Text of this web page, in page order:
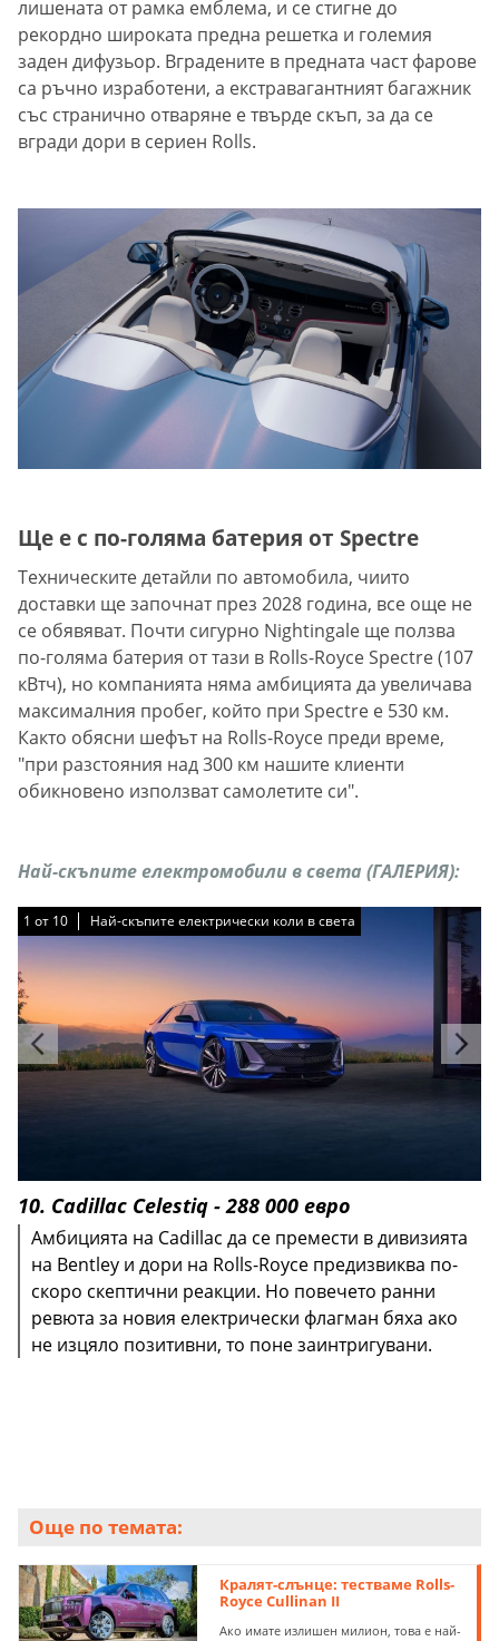
лишената от рамка емблема, и се стигне до
рекордно широката предна решетка и големия
заден дифузьор. Вградените в предната част фарове
са ръчно изработени, а екстравагантният багажник
със странично отваряне е твърде скъп, за да се
вгради дори в сериен Rolls.
Ще е с по-голяма батерия от Spectre
Техническите детайли по автомобила, чиито
доставки ще започнат през 2028 година, все още не
се обявяват. Почти сигурно Nightingale ще ползва
по-голяма батерия от тази в Rolls-Royce Spectre (107
кВтч), но компанията няма амбицията да увеличава
максималния пробег, който при Spectre е 530 км.
Както обясни шефът на Rolls-Royce преди време,
"при разстояния над 300 км нашите клиенти
обикновено използват самолетите си".
Най-скъпите електромобили в света (ГАЛЕРИЯ):
1 от 10 Най-скъпите електрически коли в света
10. Cadillac Celestiq - 288 000 eвро
Амбицията на Cadillac да се премести в дивизията
на Bentley и дори на Rolls-Royce предизвиква по-
скоро скептични реакции. Но повечето ранни
ревюта за новия електрически флагман бяха ако
не изцяло позитивни, то поне заинтригувани.
1 от 10 Най-скъпите електрически коли в света
1 от 10 Най-скъпите електрически коли в света
1 от 10 Най-скъпите електрически коли в света
1 от 10 Най-скъпите електрически коли в света
1 от 10 Най-скъпите електрически коли в света
1 от 10 Най-скъпите електрически коли в света
1 от 10 Най-скъпите електрически коли в света
1 от 10 Най-скъпите електрически коли в света
1 от 10 Най-скъпите електрически коли в света
Още по темата:
Кралят-слънце: тестваме Rolls-
Royce Cullinan II
Ако имате излишен милион, това е най-